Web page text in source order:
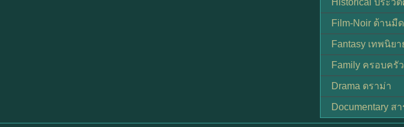
Historical ประวั
Film-Noir ด้านมื
Fantasy เทพนิยา
Family ครอบครัว
Drama ดราม่า
Documentary ส